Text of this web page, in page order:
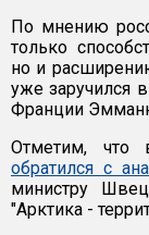
По мнению
только
но и
уже заручился
Франции
Отметим, что
обратился с
министру
"Арктика -